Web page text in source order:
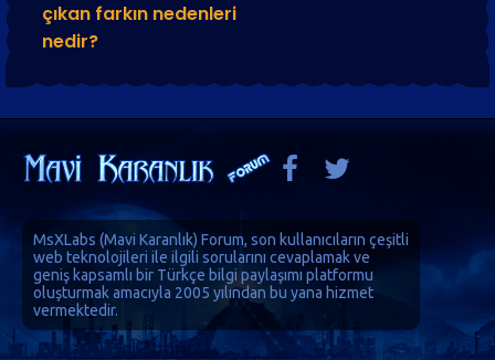
çıkan farkın nedenleri
nedir?
MsXLabs (Mavi Karanlık) Forum, son kullanıcıların çeşitli
web teknolojileri ile ilgili sorularını cevaplamak ve
geniş kapsamlı bir Türkçe bilgi paylaşımı platformu
oluşturmak amacıyla 2005 yılından bu yana hizmet
vermektedir.